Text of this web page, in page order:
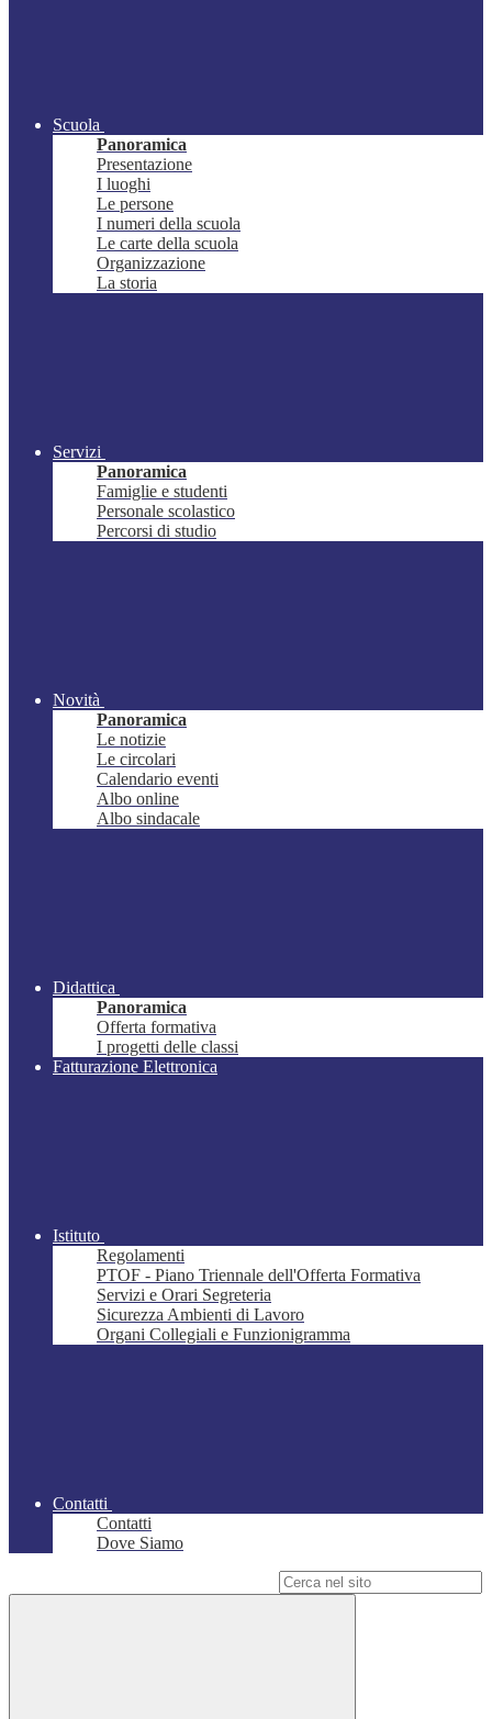
Scuola
Panoramica
Presentazione
I luoghi
Le persone
I numeri della scuola
Le carte della scuola
Organizzazione
La storia
Servizi
Panoramica
Famiglie e studenti
Personale scolastico
Percorsi di studio
Novità
Panoramica
Le notizie
Le circolari
Calendario eventi
Albo online
Albo sindacale
Didattica
Panoramica
Offerta formativa
I progetti delle classi
Fatturazione Elettronica
Istituto
Regolamenti
PTOF - Piano Triennale dell'Offerta Formativa
Servizi e Orari Segreteria
Sicurezza Ambienti di Lavoro
Organi Collegiali e Funzionigramma
Contatti
Contatti
Dove Siamo